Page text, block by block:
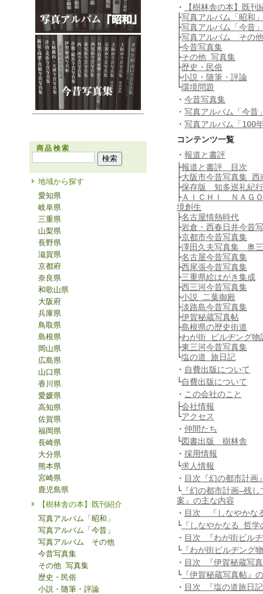
商品検索
地域から探す
愛知県
岐阜県
三重県
山梨県
長野県
滋賀県
京都府
奈良県
和歌山県
大阪府
兵庫県
鳥取県
島根県
岡山県
広島県
山口県
香川県
愛媛県
高知県
佐賀県
福岡県
長崎県
大分県
熊本県
宮崎県
鹿児島県
【樹林舎の本】既刊紹介
写真アルバム「昭和」
写真アルバム「今昔」
写真アルバム その他
今昔写真集
その他 写真集
歴史・民俗
小説・随筆・評論
・
【樹林舎の本】既刊
├写真アルバム「昭和」
├写真アルバム「今昔」
├写真アルバム その他
├今昔写真集
├その他 写真集
├歴史・民俗
├小説・随筆・評論
└環境問題
・ 今昔写真集
・ 写真アルバム「今昔
・ 写真アルバム「100
コンテンツ一覧
・ 報道と書評
├報道と書評 目次
├大阪市今昔写真集 西
├保存版 知多巡礼紀行
├ＡＩＣＨＩ ＮＡＧ
境創生
├名古屋情熱時代
├岩倉・西春日井今昔
├京都市今昔写真集
├澤田久夫写真集 奥
├名古屋今昔写真集
├西尾張今昔写真集
├三重県絵はがき集成
├西三河今昔写真集
├小説 二葉御殿
├淡路島今昔写真集
├伊賀秘蔵写真帖
├島根県の歴史街道
├わが街 ビルヂング物
├東三河今昔写真集
└塩の道 旅日記
・ 自費出版について
└自費出版について
・ この会社のこと
├会社情報
└アクセス
・ 仲間たち
└図書出版 樹林舎
・ 採用情報
└求人情報
・ 目次『幻の都市計画
└『幻の都市計画―残し
案』の主な内容
・ 目次 『しなやかな
└『しなやかなる 哲学
・ 目次 『わが街ビル
└『わが街ビルヂング
・ 目次 『伊賀秘蔵写
└『伊賀秘蔵写真帖』
・ 目次 『塩の道旅日